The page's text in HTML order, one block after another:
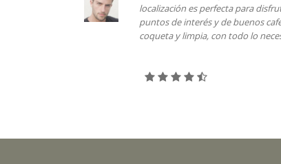
disfrutar del pueblo, muy cerca de todos los
cafés y restaurantes. la casita es muy